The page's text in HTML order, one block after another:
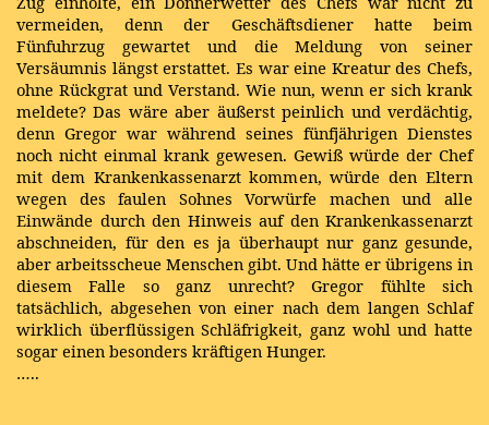
vermeiden, denn der Geschäftsdiener hatte beim
Fünfuhrzug gewartet und die Meldung von seiner
Versäumnis längst erstattet. Es war eine Kreatur des Chefs,
ohne Rückgrat und Verstand. Wie nun, wenn er sich krank
meldete? Das wäre aber äußerst peinlich und verdächtig,
denn Gregor war während seines fünfjährigen Dienstes
noch nicht einmal krank gewesen. Gewiß würde der Chef
mit dem Krankenkassenarzt kommen, würde den Eltern
wegen des faulen Sohnes Vorwürfe machen und alle
Einwände durch den Hinweis auf den Krankenkassenarzt
abschneiden, für den es ja überhaupt nur ganz gesunde,
aber arbeitsscheue Menschen gibt. Und hätte er übrigens in
diesem Falle so ganz unrecht? Gregor fühlte sich
tatsächlich, abgesehen von einer nach dem langen Schlaf
wirklich überflüssigen Schläfrigkeit, ganz wohl und hatte
sogar einen besonders kräftigen Hunger.
…..